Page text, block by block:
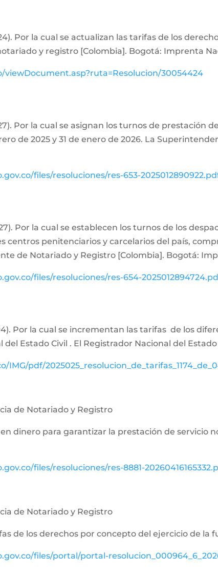
Por la cual se actualizan las tarifas de los
y registro [Colombia]. Bogotá: Imprenta
30054424
Por la cual se asignan los turnos de prestación
de 2025 y 31 de enero de 2026. La
files/resoluciones/res-653-
Por la cual se establecen los turnos de los
centros penitenciarios y carcelarios del país,
de Notariado y Registro [Colombia]. Bogotá:
files/resoluciones/res-654-
Por la cual se incrementan las tarifas de los
Estado Civil . El Registrador Nacional del
pdf/
de Notariado y Registro
dinero para garantizar la prestación de servicio
files/resoluciones/res-8881-
de Notariado y Registro
de los derechos por concepto del ejercicio de la
files/portal/portal-